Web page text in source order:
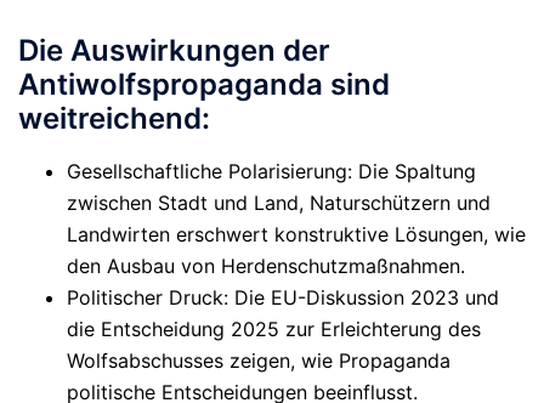
Die Auswirkungen der
Antiwolfspropaganda sind
weitreichend:
Gesellschaftliche Polarisierung: Die Spaltung
zwischen Stadt und Land, Naturschützern und
Landwirten erschwert konstruktive Lösungen, wie
den Ausbau von Herdenschutzmaßnahmen.
Politischer Druck: Die EU-Diskussion 2023 und
die Entscheidung 2025 zur Erleichterung des
Wolfsabschusses zeigen, wie Propaganda
politische Entscheidungen beeinflusst.